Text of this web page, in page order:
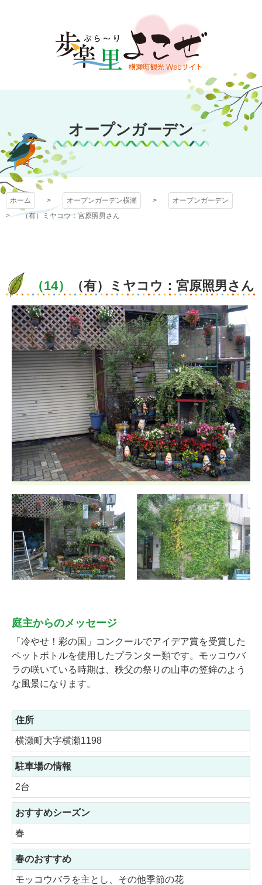
文
キ
プ
オープンガーデン
横瀬
オープンガーデン
ホーム オープンガーデン横瀬
オープンガーデン
（有）ミヤコウ：宮原照男さん
（14） （有）ミヤコウ：宮原照男さん
庭主からのメッセージ
「冷やせ！彩の国」コンクールでアイデア賞を受賞した
ペットボトルを使用したプランター類です。モッコウバ
ラの咲いている時期は、秩父の祭りの山車の笠鉾のよう
な風景になります。
住所
横瀬町大字横瀬1198
駐車場の情報
2台
おすすめシーズン
春
春のおすすめ
モッコウバラを主とし、その他季節の花